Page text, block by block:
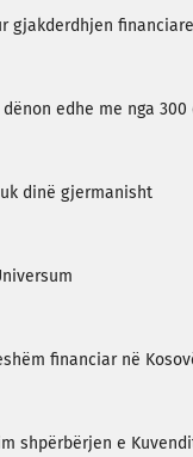
gjakderdhjen financiare
edhe me nga 300
dinë gjermanisht
financiar në
shpërbërjen e